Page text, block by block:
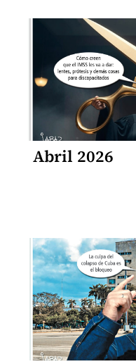
Abril 2026